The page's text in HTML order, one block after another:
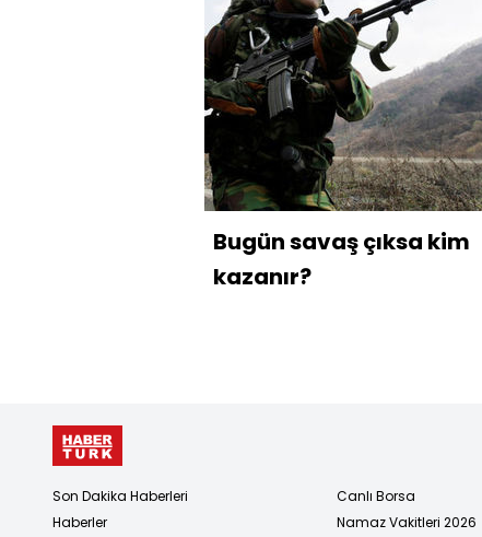
Bugün savaş çıksa kim
kazanır?
Son Dakika Haberleri
Haberler
Canlı Borsa
Namaz Vakitleri 2026